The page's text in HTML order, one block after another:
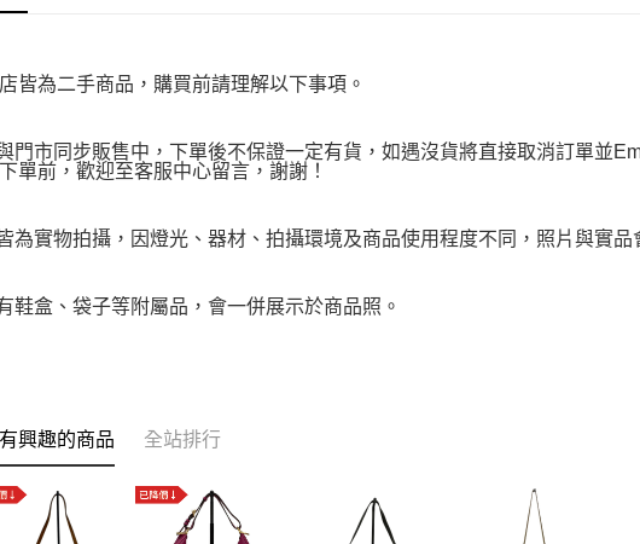
皆為二手商品，購買前請理解以下事項。
門市同步販售中，下單後不保證一定有貨，如遇沒貨將直接取消訂單並
單前，歡迎至客服中心留言，謝謝！
為實物拍攝，因燈光、器材、拍攝環境及商品使用程度不同，照片與實品
鞋盒、袋子等附屬品，會一併展示於商品照。
興趣的商品 全站排行